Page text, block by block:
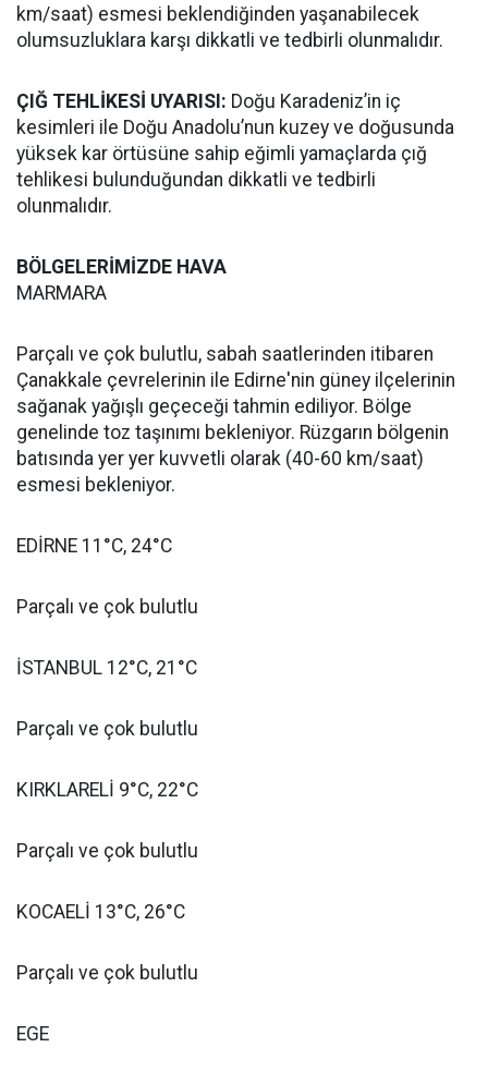
km/saat) esmesi beklendiğinden yaşanabilecek
olumsuzluklara karşı dikkatli ve tedbirli olunmalıdır.
ÇIĞ TEHLİKESİ UYARISI: Doğu Karadeniz’in iç
kesimleri ile Doğu Anadolu’nun kuzey ve doğusunda
yüksek kar örtüsüne sahip eğimli yamaçlarda çığ
tehlikesi bulunduğundan dikkatli ve tedbirli
olunmalıdır.
BÖLGELERİMİZDE HAVA
MARMARA
Parçalı ve çok bulutlu, sabah saatlerinden itibaren
Çanakkale çevrelerinin ile Edirne'nin güney ilçelerinin
sağanak yağışlı geçeceği tahmin ediliyor. Bölge
genelinde toz taşınımı bekleniyor. Rüzgarın bölgenin
batısında yer yer kuvvetli olarak (40-60 km/saat)
esmesi bekleniyor.
EDİRNE 11°C, 24°C
Parçalı ve çok bulutlu
İSTANBUL 12°C, 21°C
Parçalı ve çok bulutlu
KIRKLARELİ 9°C, 22°C
Parçalı ve çok bulutlu
KOCAELİ 13°C, 26°C
Parçalı ve çok bulutlu
EGE